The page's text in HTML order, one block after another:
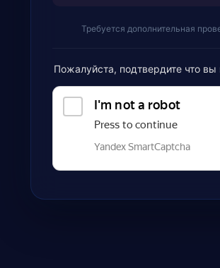
Требуется дополнительная
Пожалуйста, подтвердите что вы